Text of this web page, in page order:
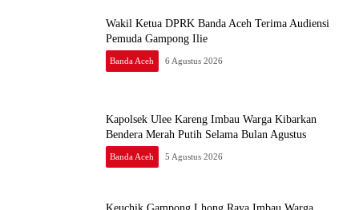
Wakil Ketua DPRK Banda Aceh Terima Audiensi
Pemuda Gampong Ilie
Banda Aceh 6 Agustus 2026
Kapolsek Ulee Kareng Imbau Warga Kibarkan
Bendera Merah Putih Selama Bulan Agustus
Banda Aceh 5 Agustus 2026
Keuchik Gampong Lhong Raya Imbau Warga